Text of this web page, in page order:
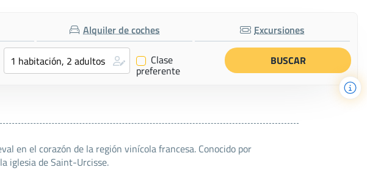
Alquiler de coches Excursiones
✔ Clase
preferente
en el corazón de la región vinícola francesa. Conocido por
iglesia de Saint-Urcisse.